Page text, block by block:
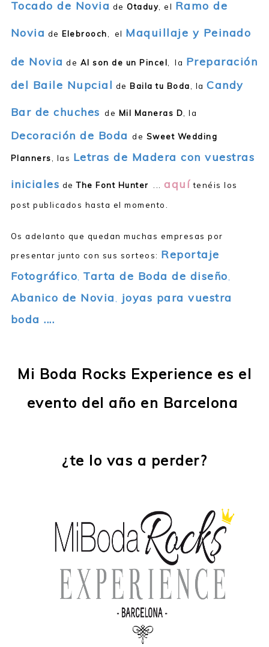
Tocado de Novia de Otaduy, el Ramo de
Novia de Elebrooch, el Maquillaje y Peinado
de Novia de Al son de un Pincel, la Preparación
del Baile Nupcial de Baila tu Boda, laCandy
Bar de chuches de Mil Maneras D, la
Decoración de Boda de Sweet Wedding
Planners, las Letras de Madera con vuestras
iniciales de The Font Hunter ...aquí tenéis los
post publicados hasta el momento.
Os adelanto que quedan muchas empresas por
presentar junto con sus sorteos: Reportaje
Fotográfico, Tarta de Boda de diseño,
Abanico de Novia ,
joyas para vuestra
boda ....
Mi Boda Rocks Experience es el
evento del año en Barcelona
¿te lo vas a perder?